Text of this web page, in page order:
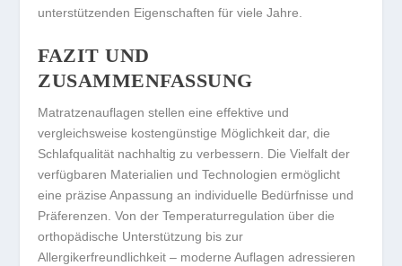
unterstützenden Eigenschaften für viele Jahre.
FAZIT UND
ZUSAMMENFASSUNG
Matratzenauflagen stellen eine effektive und
vergleichsweise kostengünstige Möglichkeit dar, die
Schlafqualität nachhaltig zu verbessern. Die Vielfalt der
verfügbaren Materialien und Technologien ermöglicht
eine präzise Anpassung an individuelle Bedürfnisse und
Präferenzen. Von der Temperaturregulation über die
orthopädische Unterstützung bis zur
Allergikerfreundlichkeit – moderne Auflagen adressieren